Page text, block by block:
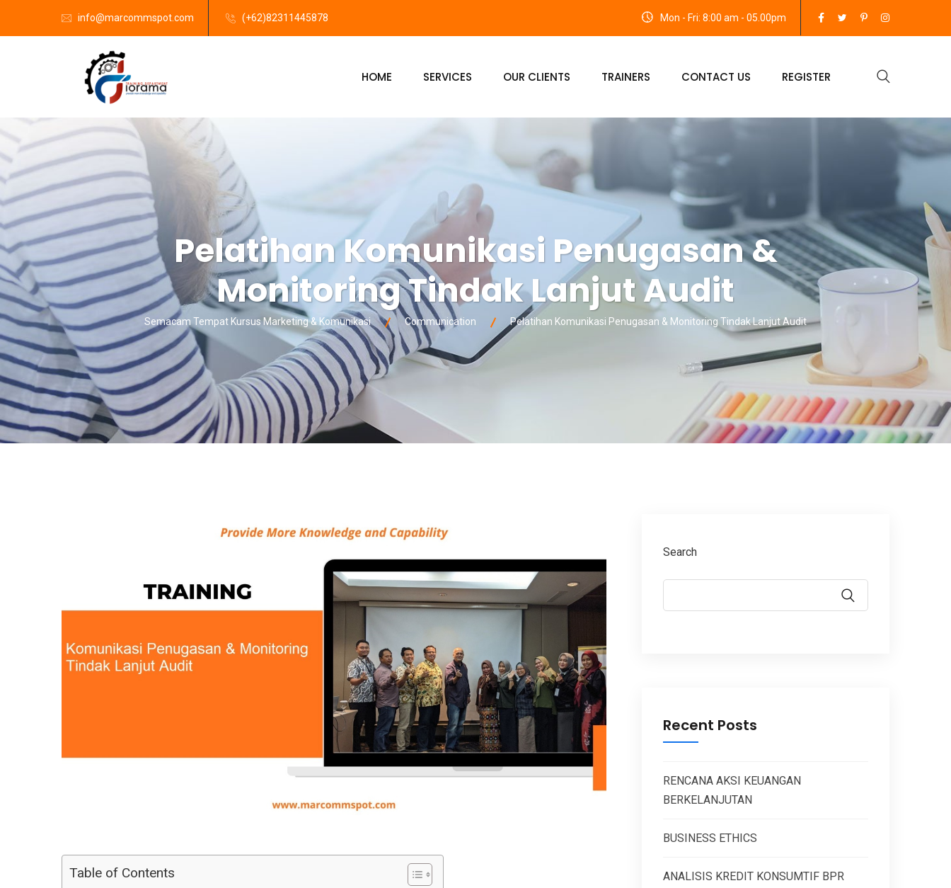
info@marcommspot.com (+62)82311445878 Mon - Fri: 8:00 am - 05.00pm
HOME SERVICES OUR CLIENTS TRAINERS CONTACT US REGISTER
Pelatihan Komunikasi Penugasan &
Monitoring Tindak Lanjut Audit
Semacam Tempat Kursus Marketing & Komunikasi Communication Pelatihan Komunikasi Penugasan & Monitoring Tindak Lanjut Audit
Table of Contents
Search
Recent Posts
RENCANA AKSI KEUANGAN
BERKELANJUTAN
BUSINESS ETHICS
ANALISIS KREDIT KONSUMTIF BPR